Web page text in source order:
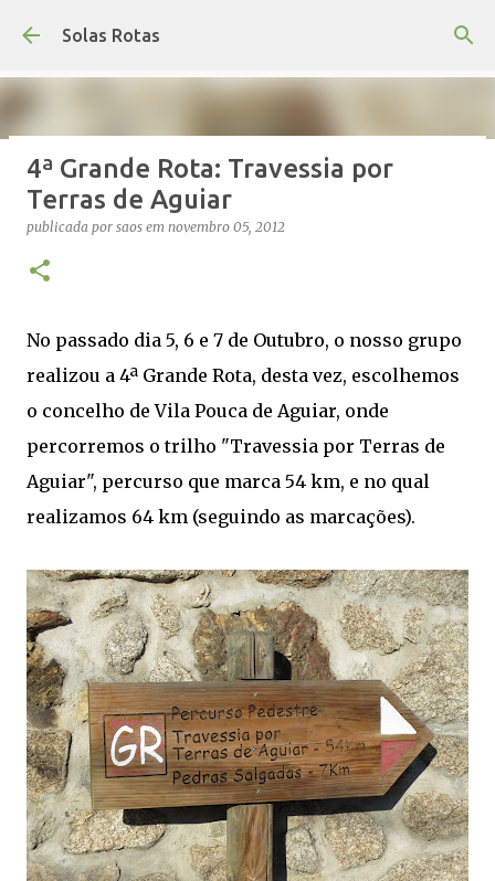
Avançar para o conteúdo principal
Solas Rotas
Os Solas Rotas estão de férias
publicada porsaos em julho 03, 2026 FÉRIAS
4ª Grande Rota: Travessia por
Terras de Aguiar
publicada por saos em novembro 05, 2012
No passado dia 5, 6 e 7 de Outubro, o nosso grupo
realizou a 4ª Grande Rota, desta vez, escolhemos
o concelho de Vila Pouca de Aguiar, onde
percorremos o trilho "Travessia por Terras de
Aguiar", percurso que marca 54 km, e no qual
realizamos 64 km (seguindo as marcações).